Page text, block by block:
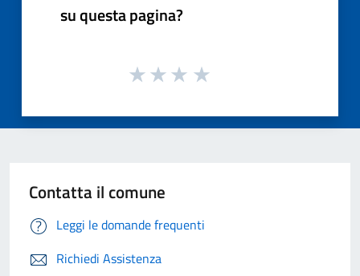
su questa pagina?
Contatta il comune
Leggi le domande frequenti
Richiedi Assistenza